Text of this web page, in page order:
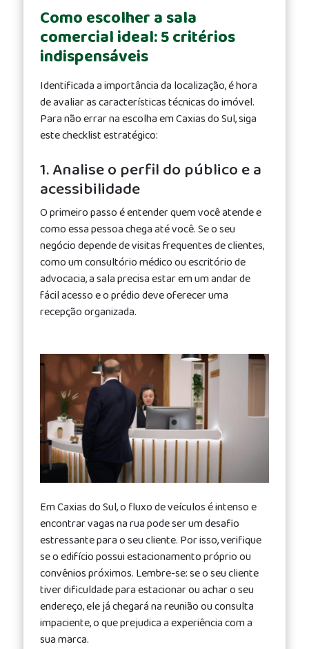
Como escolher a sala
comercial ideal: 5 critérios
indispensáveis
Identificada a importância da localização, é hora
de avaliar as características técnicas do imóvel.
Para não errar na escolha em Caxias do Sul, siga
este checklist estratégico:
1. Analise o perfil do público e a
acessibilidade
O primeiro passo é entender quem você atende e
como essa pessoa chega até você. Se o seu
negócio depende de visitas frequentes de clientes,
como um consultório médico ou escritório de
advocacia, a sala precisa estar em um andar de
fácil acesso e o prédio deve oferecer uma
recepção organizada.
Em Caxias do Sul, o fluxo de veículos é intenso e
encontrar vagas na rua pode ser um desafio
estressante para o seu cliente. Por isso, verifique
se o edifício possui estacionamento próprio ou
convênios próximos. Lembre-se: se o seu cliente
tiver dificuldade para estacionar ou achar o seu
endereço, ele já chegará na reunião ou consulta
impaciente, o que prejudica a experiência com a
sua marca.